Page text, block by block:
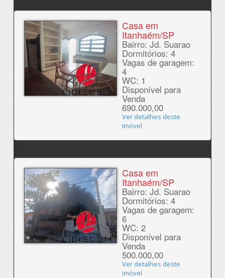
Casa em
Itanhaém/SP
Bairro: Jd. Suarao
Dormitórios: 4
Vagas de garagem:
4
WC: 1
Disponível para
Venda
690.000,00
Ver detalhes deste
imóvel
Casa em
Itanhaém/SP
Bairro: Jd. Suarao
Dormitórios: 4
Vagas de garagem:
6
WC: 2
Disponível para
Venda
500.000,00
Ver detalhes deste
imóvel